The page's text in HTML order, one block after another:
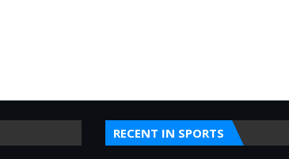
RECENT IN SPORTS